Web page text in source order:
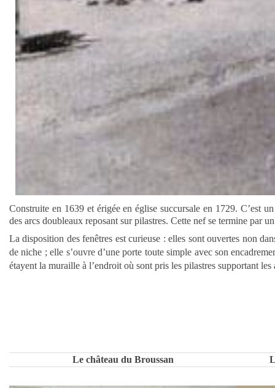
Construite en 1639 et érigée en église succursale en 1729. C’est
des arcs doubleaux reposant sur pilastres. Cette nef se termine par
La disposition des fenêtres est curieuse : elles sont ouvertes non
de niche ; elle s’ouvre d’une porte toute simple avec son
étayent la muraille à l’endroit où sont pris les pilastres supportant les
Le château du Broussan